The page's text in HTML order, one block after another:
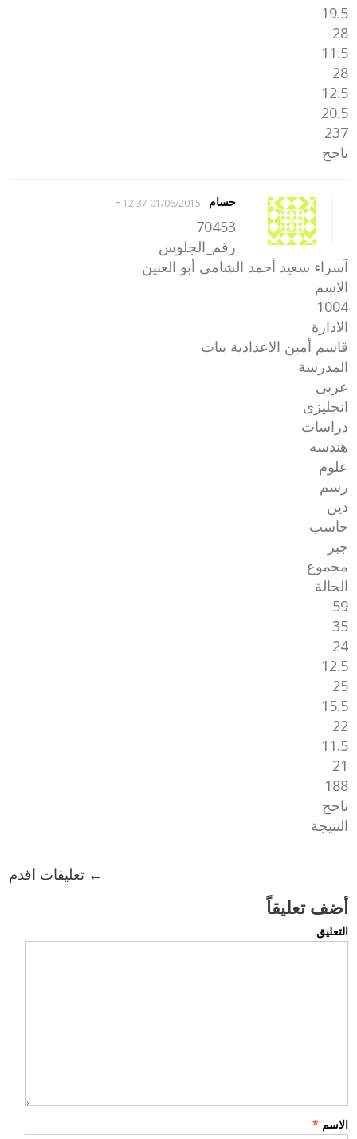
19.5
28
11.5
28
12.5
20.5
237
ناجح
حسام 01/06/2015 12:37
-
70453
رقم_الجلوس
آسراء سعيد أحمد الشامى أبو العنين
الاسم
1004
الادارة
قاسم أمين الاعدادية بنات
المدرسة
عربى
انجليزى
دراسات
هندسه
علوم
رسم
دين
حاسب
جبر
مجموع
الحالة
59
35
24
12.5
25
15.5
22
11.5
21
188
ناجح
النتيجة
← تعليقات اقدم
أضف تعليقاً
التعليق
الاسم *